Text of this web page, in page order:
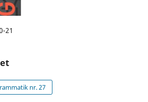
21
nr. 27